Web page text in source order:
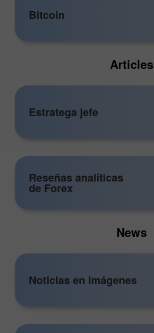
Bitcoin
Articles
Estratega jefe
Reseñas analíticas
de Forex
News
Noticias en imágenes